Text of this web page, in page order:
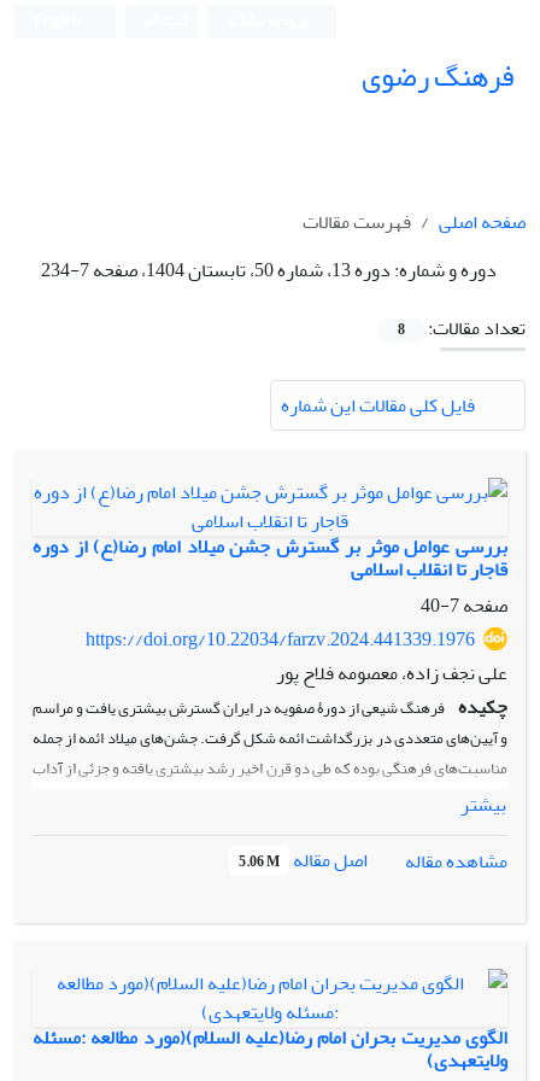
فرهنگ رضوی
صفحه اصلی
فهرست مقالات
دوره و شماره:دوره 13، شماره 50، تابستان 1404، صفحه 7-234
تعداد مقالات:
8
فایل کلی مقالات این شماره
بررسی عوامل موثر بر گسترش جشن میلاد امام رضا(ع) از دوره
قاجار تا انقلاب اسلامی
صفحه7-40
https://doi.org/10.22034/farzv.2024.441339.1976
علی نجف زاده، معصومه فلاح پور
چکیده فرهنگ شیعی از دورۀ صفویه در ایران گسترش بیشتری یافت و مراسم
وآیینهای متعددی در بزرگداشت ائمه شکل گرفت. جشنهای میلاد ائمه از جمله
مناسبتهای فرهنگی بوده که طی دو قرن اخیر رشد بیشتری یافته و جزئی از آداب
و رسوم شیعیان شده
در بارگاه رضوی به طور مفصل و طبق تشریفاتی خاص برگزار میشود. برخی از این
مراسمریشه در ابتکارات دورۀ قاجار و پهلوی دارد و شناخت نحوۀ شکل
عوامل موثر بر تبدیل مراسم میلاد امام رضا(ع) به یک جشن بزرگ شیعی از دورۀ
قاجار تا انقلاب اسلامی چه بودهاست؟ این پژوهش به روش پژوهش
با استفاده از منابع اسنادی، مطبوعاتی و کتابخانهای بهصورت توصیفی تحلیلی جشن
میلاد امام رضا
بیشتر
مشاهده مقاله
اصل مقاله 5.06 M
الگوی مدیریت بحران امام رضا(علیه السلام)(مورد مطالعه :مسئله
ولایتعهدی)